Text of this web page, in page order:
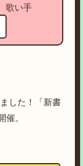
歌い手
した！「新書
。